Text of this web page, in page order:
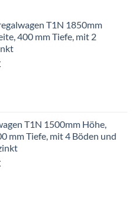
T1N 1850mm
400 mm Tiefe, mit 2
Aktueller
T1N 1500mm Höhe,
mm Tiefe, mit 4 Böden und
Aktueller